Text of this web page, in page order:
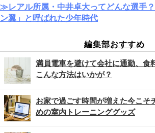
≫レアル所属・中井卓大ってどんな選手
ン翼」と呼ばれた少年時代
編集部おすすめ
満員電車を避けて会社に通勤、食
こんな方法はいかが？
お家で過ごす時間が増えた今こそ
めの室内トレーニンググッズ